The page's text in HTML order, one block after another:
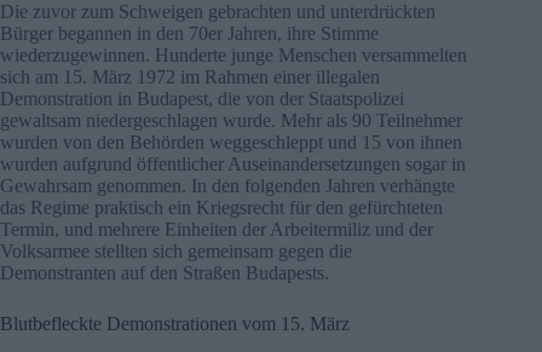
Die zuvor zum Schweigen gebrachten und unterdrückten
Bürger begannen in den 70er Jahren, ihre Stimme
wiederzugewinnen. Hunderte junge Menschen versammelten
sich am 15. März 1972 im Rahmen einer illegalen
Demonstration in Budapest, die von der Staatspolizei
gewaltsam niedergeschlagen wurde. Mehr als 90 Teilnehmer
wurden von den Behörden weggeschleppt und 15 von ihnen
wurden aufgrund öffentlicher Auseinandersetzungen sogar in
Gewahrsam genommen. In den folgenden Jahren verhängte
das Regime praktisch ein Kriegsrecht für den gefürchteten
Termin, und mehrere Einheiten der Arbeitermiliz und der
Volksarmee stellten sich gemeinsam gegen die
Demonstranten auf den Straßen Budapests.
Blutbefleckte Demonstrationen vom 15. März